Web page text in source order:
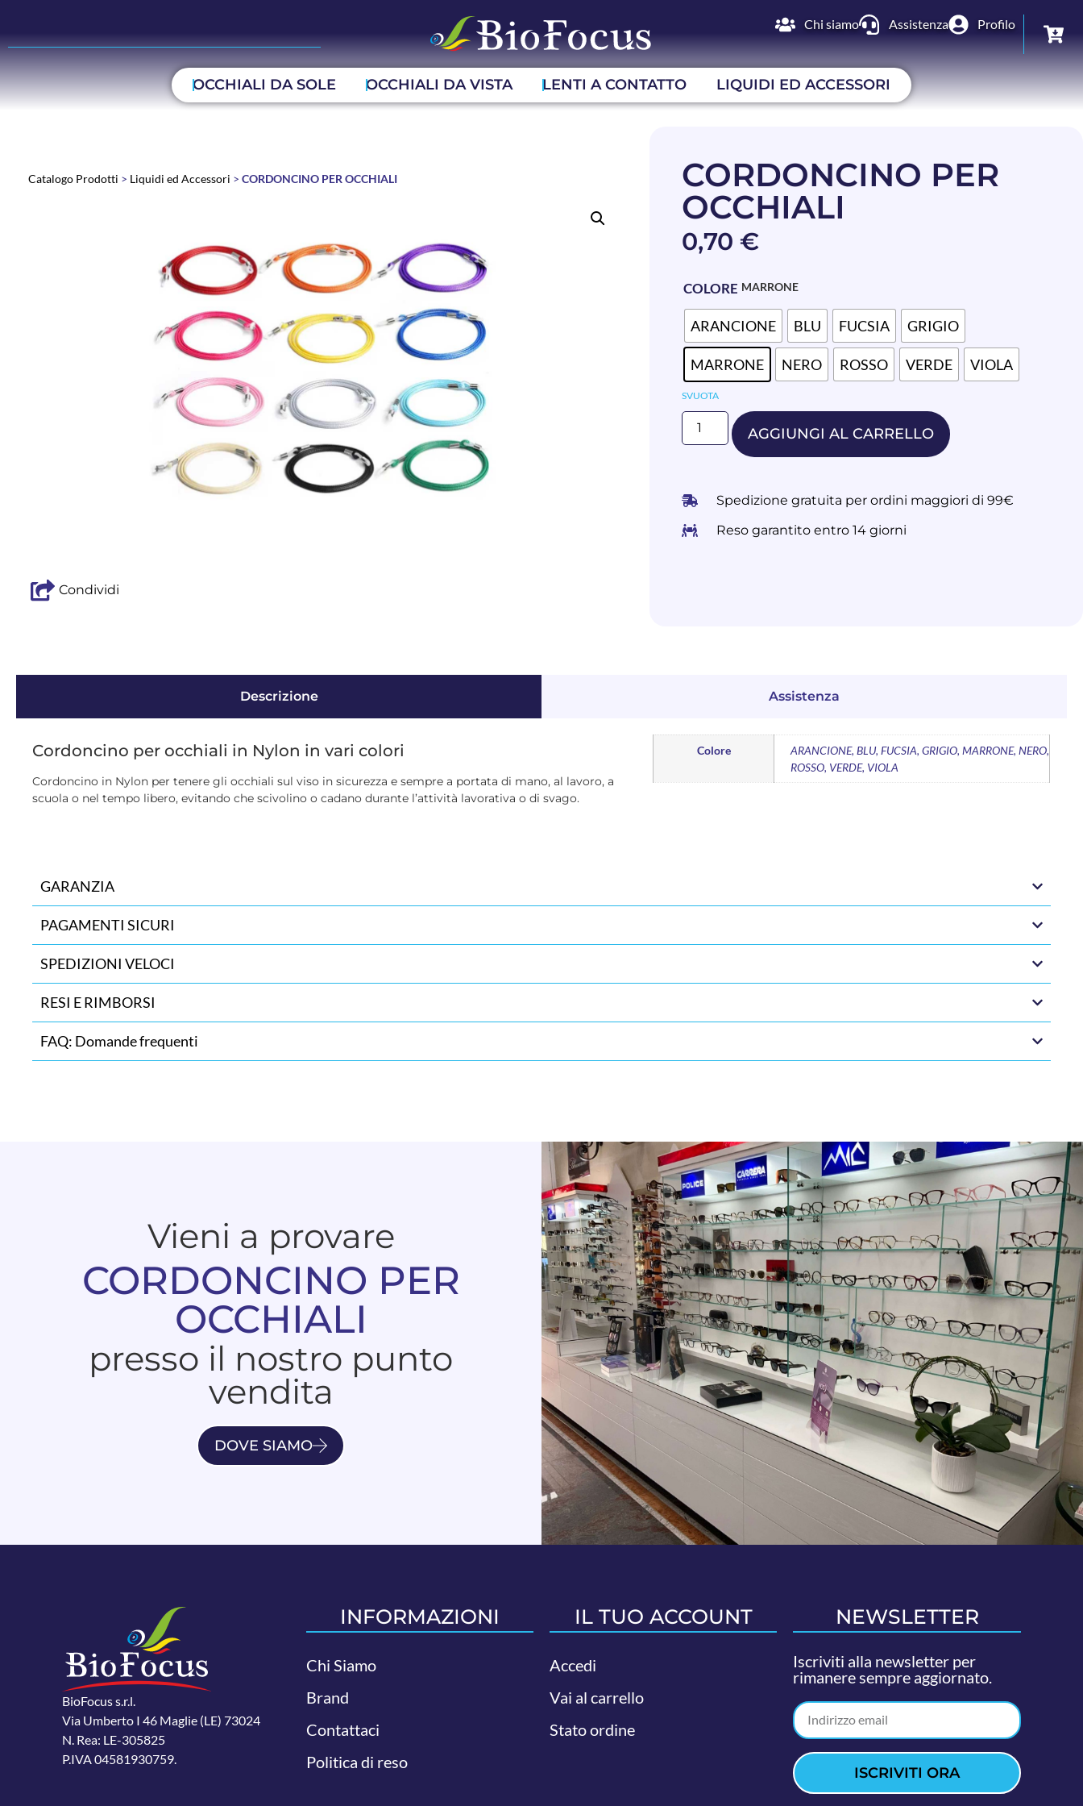
Chi siamo Assistenza Profilo
OCCHIALI DA SOLE OCCHIALI DA VISTA LENTI A CONTATTO LIQUIDI ED ACCESSORI
Catalogo Prodotti > Liquidi ed Accessori > CORDONCINO PER OCCHIALI
Condividi
CORDONCINO PER
OCCHIALI
0,70 €
COLORE MARRONE
ARANCIONE BLU FUCSIA GRIGIO
MARRONE NERO ROSSO VERDE VIOLA
SVUOTA
AGGIUNGI AL CARRELLO
Spedizione gratuita per ordini maggiori di 99€
Reso garantito entro 14 giorni
Descrizione Assistenza
Cordoncino per occhiali in Nylon in vari colori
Cordoncino in Nylon per tenere gli occhiali sul viso in sicurezza e sempre a portata di mano, al lavoro, a
scuola o nel tempo libero, evitando che scivolino o cadano durante l’attività lavorativa o di svago.
Colore
ARANCIONE, BLU, FUCSIA, GRIGIO, MARRONE, NERO,
ROSSO, VERDE, VIOLA
GARANZIA
PAGAMENTI SICURI
SPEDIZIONI VELOCI
RESI E RIMBORSI
FAQ: Domande frequenti
Vieni a provare
CORDONCINO PER
OCCHIALI
presso il nostro punto
vendita
DOVE SIAMO
BioFocus s.r.l.
Via Umberto I 46 Maglie (LE) 73024
N. Rea: LE-305825
P.IVA 04581930759.
INFORMAZIONI
Chi Siamo
Brand
Contattaci
Politica di reso
IL TUO ACCOUNT
Accedi
Vai al carrello
Stato ordine
NEWSLETTER
Iscriviti alla newsletter per
rimanere sempre aggiornato.
ISCRIVITI ORA